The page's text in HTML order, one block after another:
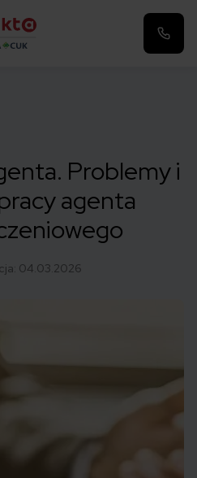
Problemy i
agenta
04.03.2026